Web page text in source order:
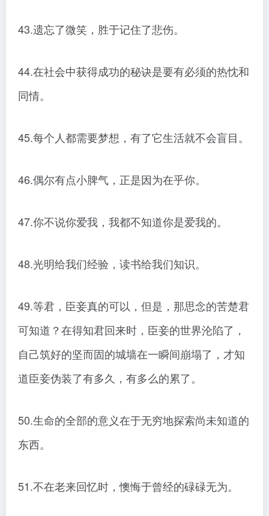
43.遗忘了微笑，胜于记住了悲伤。
44.在社会中获得成功的秘诀是要有必须的热忱和
同情。
45.每个人都需要梦想，有了它生活就不会盲目。
46.偶尔有点小脾气，正是因为在乎你。
47.你不说你爱我，我都不知道你是爱我的。
48.光明给我们经验，读书给我们知识。
49.等君，臣妾真的可以，但是，那思念的苦楚君
可知道？在得知君回来时，臣妾的世界沦陷了，
自己筑好的坚而固的城墙在一瞬间崩塌了，才知
道臣妾伪装了有多久，有多么的累了。
50.生命的全部的意义在于无穷地探索尚未知道的
东西。
51.不在老来回忆时，懊悔于曾经的碌碌无为。